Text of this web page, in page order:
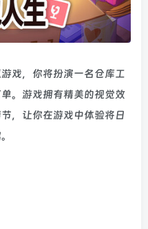
戏，你将扮演一名仓库工
。游戏拥有精美的视觉效
，让你在游戏中体验将日